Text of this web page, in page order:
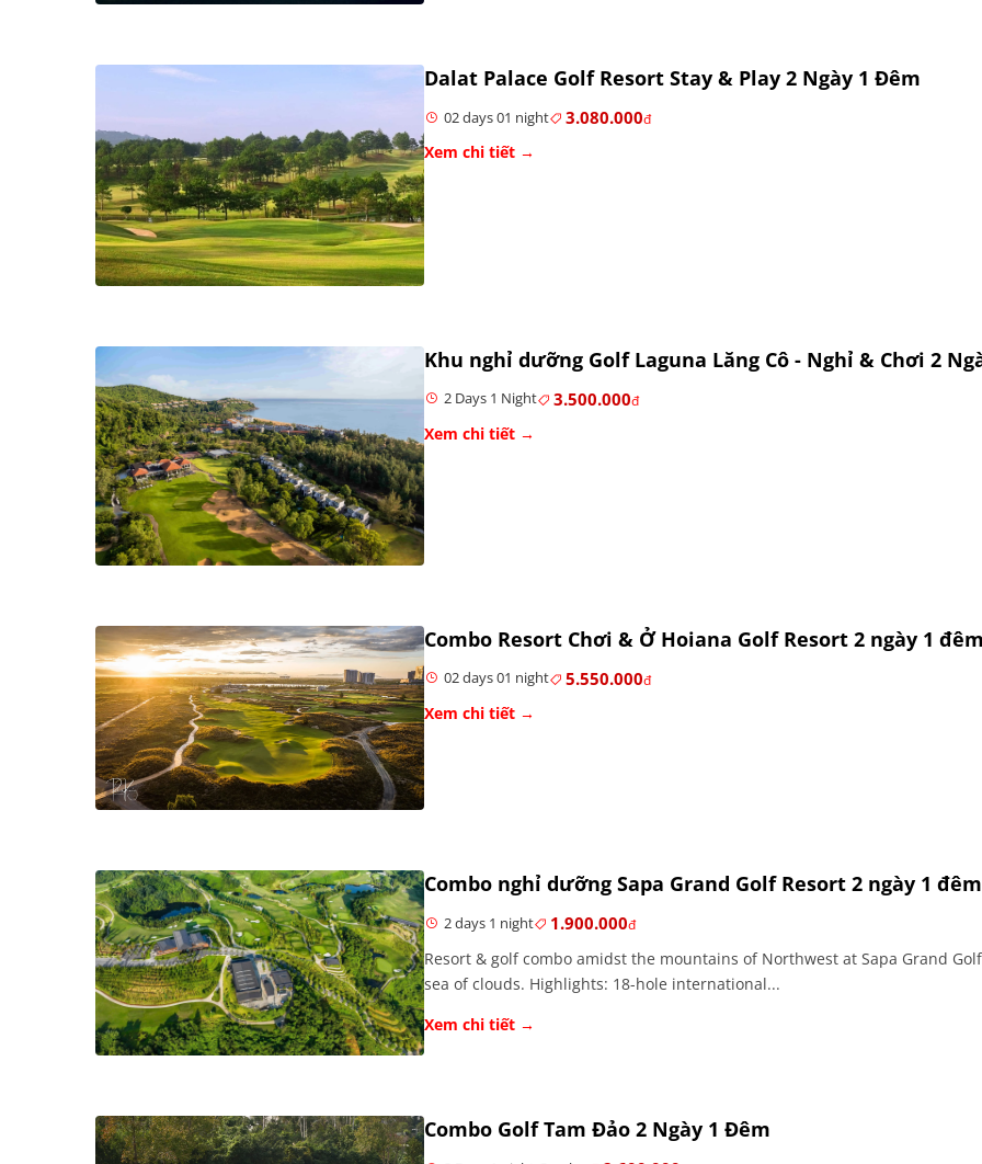
Dalat Palace Golf Resort Stay & Play 2 Ngày 1 Đêm
02 days 01 night 3.080.000đ
Xem chi tiết →
Khu nghỉ dưỡng Golf Laguna Lăng Cô - Nghỉ & Chơi 2
2 Days 1 Night 3.500.000đ
Xem chi tiết →
Combo Resort Chơi & Ở Hoiana Golf Resort 2 ngày 1
02 days 01 night 5.550.000đ
Xem chi tiết →
Combo nghỉ dưỡng Sapa Grand Golf Resort 2 ngày 1 đêm
2 days 1 night 1.900.000đ
Resort & golf combo amidst the mountains of Northwest at Sapa Grand
sea of clouds. Highlights: 18-hole international...
Xem chi tiết →
Combo Golf Tam Đảo 2 Ngày 1 Đêm